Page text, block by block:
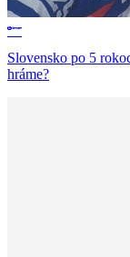
Slovensko po 5
hráme?